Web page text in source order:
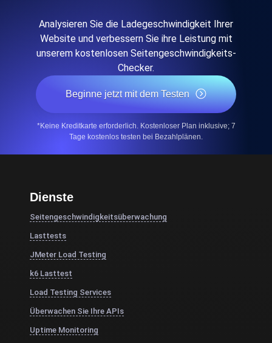
Analysieren Sie die Ladegeschwindigkeit Ihrer
Website und verbessern Sie ihre Leistung mit
unserem kostenlosen Seitengeschwindigkeits-
Checker.
Beginne jetzt mit dem Testen
*Keine Kreditkarte erforderlich. Kostenloser Plan inklusive; 7
Tage kostenlos testen bei Bezahlplänen.
Dienste
Seitengeschwindigkeitsüberwachung
Lasttests
JMeter Load Testing
k6 Lasttest
Load Testing Services
Überwachen Sie Ihre APIs
Uptime Monitoring